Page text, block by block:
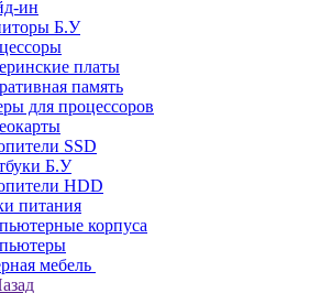
ин
Б.У
платы
память
для процессоров
SSD
Б.У
HDD
питания
корпуса
мебель